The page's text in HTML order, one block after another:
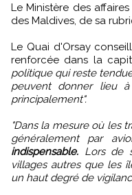
Le Ministère des affaires étrangères a remis à jour la fiche
des Maldives, de sa
Le Quai d'Orsay
renforcée dans la
politique qui reste
peuvent donner lieu
principalement".
"Dans la mesure où les
généralement par
indispensable. Lors de
villages autres que les
un haut degré de